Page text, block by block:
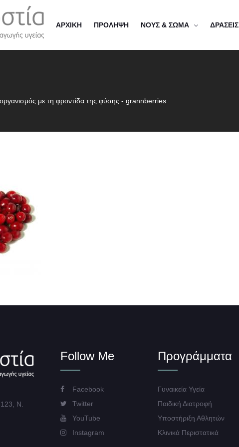
ΑΡΧΙΚΗ ΠΡΟΛΗΨΗ ΝΟΥΣ & ΣΩΜΑ ΔΡΑΣΕΙΣ
με τη φροντίδα της φύσης - grannberries
Ν.
Follow Me
Facebook
Twitter
YouTube
Instagram
Προγράμματα
Γυναικεία Υγεία
Παιδική Διατροφή
Υποστήριξη Αθλητών
Κλινικά Περιστατικά